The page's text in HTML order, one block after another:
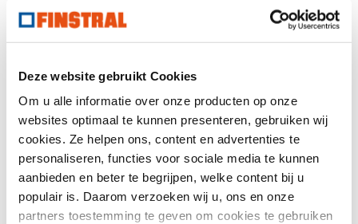
Deze website gebruikt Cookies
Om u alle informatie over onze producten op onze
websites optimaal te kunnen presenteren, gebruiken wij
cookies. Ze helpen ons, content en advertenties te
personaliseren, functies voor sociale media te kunnen
aanbieden en beter te begrijpen, welke content bij u
populair is. Daarom verzoeken wij u, ons en onze
partners toestemming te geven om cookies te gebruiken
beschreven in deze
Ramen
Huisdeuren
Glasgevels
Raamvervanging